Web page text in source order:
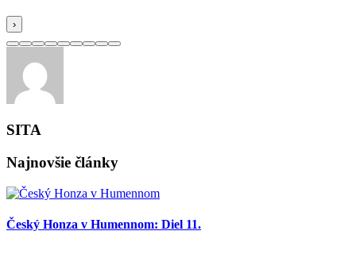
›
SITA
Najnovšie články
Český Honza v Humennom: Diel 11.